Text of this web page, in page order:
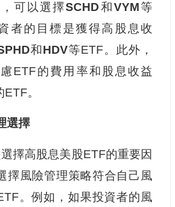
可以選擇SCHD和VYM等
者的目標是獲得高股息收
和HDV等ETF。此外，
ETF的費用率和股息收益
。
選擇
擇高股息美股ETF的重要因
擇風險管理策略符合自己風
。例如，如果投資者的風